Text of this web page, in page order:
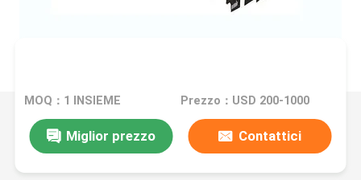
MOQ：1 INSIEME Prezzo：USD 200-1000
Miglior prezzo Contattici